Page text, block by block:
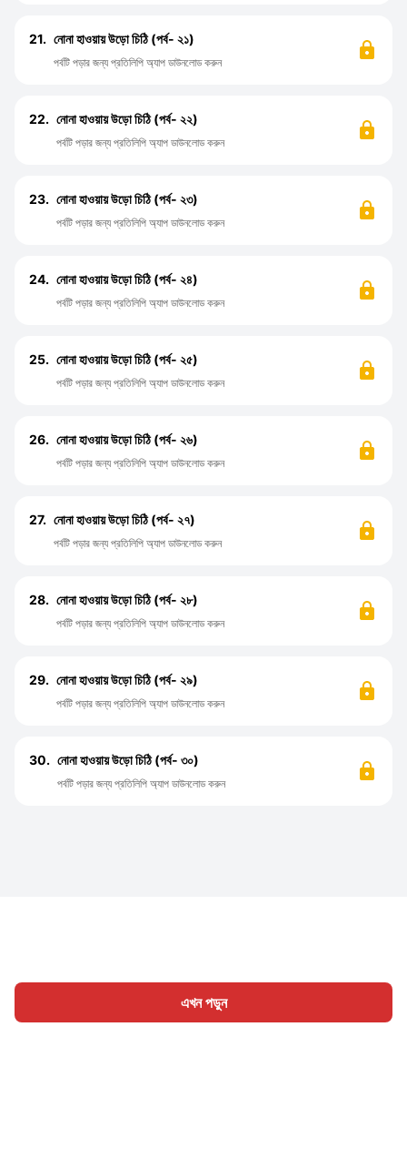
এখন পড়ুন
21. নোনা হাওয়ায় উড়ো চিঠি (পর্ব- ২১)
পর্বটি পড়ার জন্য প্রতিলিপি অ্যাপ ডাউনলোড করুন
22. নোনা হাওয়ায় উড়ো চিঠি (পর্ব- ২২)
পর্বটি পড়ার জন্য প্রতিলিপি অ্যাপ ডাউনলোড করুন
23. নোনা হাওয়ায় উড়ো চিঠি (পর্ব- ২৩)
পর্বটি পড়ার জন্য প্রতিলিপি অ্যাপ ডাউনলোড করুন
24. নোনা হাওয়ায় উড়ো চিঠি (পর্ব- ২৪)
পর্বটি পড়ার জন্য প্রতিলিপি অ্যাপ ডাউনলোড করুন
25. নোনা হাওয়ায় উড়ো চিঠি (পর্ব- ২৫)
পর্বটি পড়ার জন্য প্রতিলিপি অ্যাপ ডাউনলোড করুন
26. নোনা হাওয়ায় উড়ো চিঠি (পর্ব- ২৬)
পর্বটি পড়ার জন্য প্রতিলিপি অ্যাপ ডাউনলোড করুন
27. নোনা হাওয়ায় উড়ো চিঠি (পর্ব- ২৭)
পর্বটি পড়ার জন্য প্রতিলিপি অ্যাপ ডাউনলোড করুন
28. নোনা হাওয়ায় উড়ো চিঠি (পর্ব- ২৮)
পর্বটি পড়ার জন্য প্রতিলিপি অ্যাপ ডাউনলোড করুন
29. নোনা হাওয়ায় উড়ো চিঠি (পর্ব- ২৯)
পর্বটি পড়ার জন্য প্রতিলিপি অ্যাপ ডাউনলোড করুন
30. নোনা হাওয়ায় উড়ো চিঠি (পর্ব- ৩০)
পর্বটি পড়ার জন্য প্রতিলিপি অ্যাপ ডাউনলোড করুন
হোম শ্রেণী লিখুন প্রবন্ধ সাইন ইন